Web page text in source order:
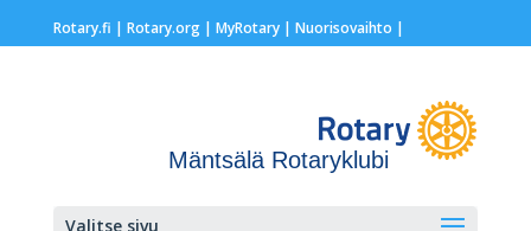
Rotary.fi | Rotary.org| MyRotary | Nuorisovaihto |
Mäntsälä Rotaryklubi
Valitse sivu